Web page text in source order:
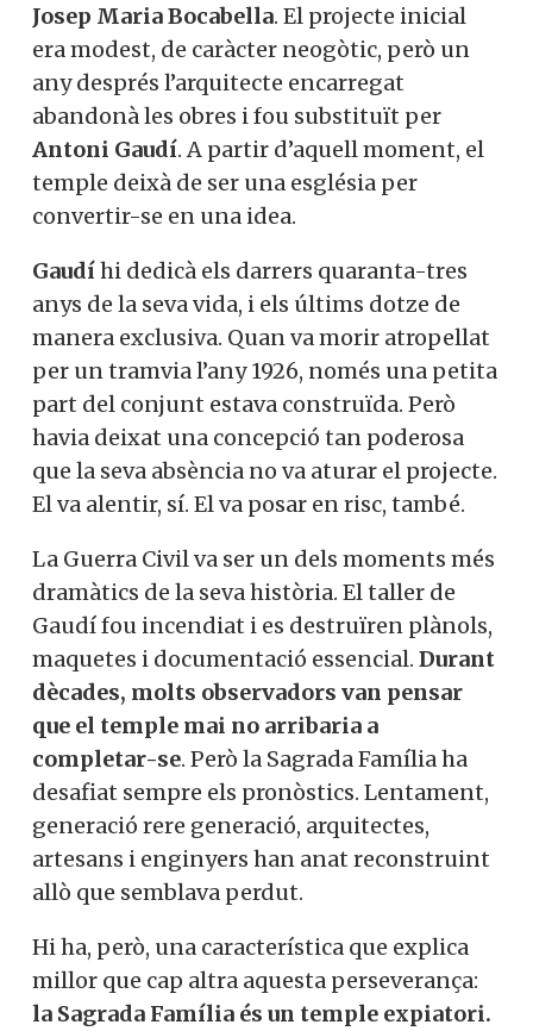
Josep Maria Bocabella. El projecte inicial
era modest, de caràcter neogòtic, però un
any després l’arquitecte encarregat
abandonà les obres i fou substituït per
Antoni Gaudí. A partir d’aquell moment, el
temple deixà de ser una església per
convertir-se en una idea.
Gaudíhi dedicà els darrers quaranta-tres
anys de la seva vida, i els últims dotze de
manera exclusiva. Quan va morir atropellat
per un tramvia l’any 1926, només una petita
part del conjunt estava construïda. Però
havia deixat una concepció tan poderosa
que la seva absència no va aturar el projecte.
El va alentir, sí. El va posar en risc, també.
La Guerra Civil va ser un dels moments més
dramàtics de la seva història. El taller de
Gaudí fou incendiat i es destruïren plànols,
maquetes i documentació essencial. Durant
dècades, molts observadors van pensar
que el temple mai no arribaria a
completar-se. Però la Sagrada Família ha
desafiat sempre els pronòstics. Lentament,
generació rere generació, arquitectes,
artesans i enginyers han anat reconstruint
allò que semblava perdut.
Hi ha, però, una característica que explica
millor que cap altra aquesta perseverança:
la Sagrada Família és un temple expiatori.